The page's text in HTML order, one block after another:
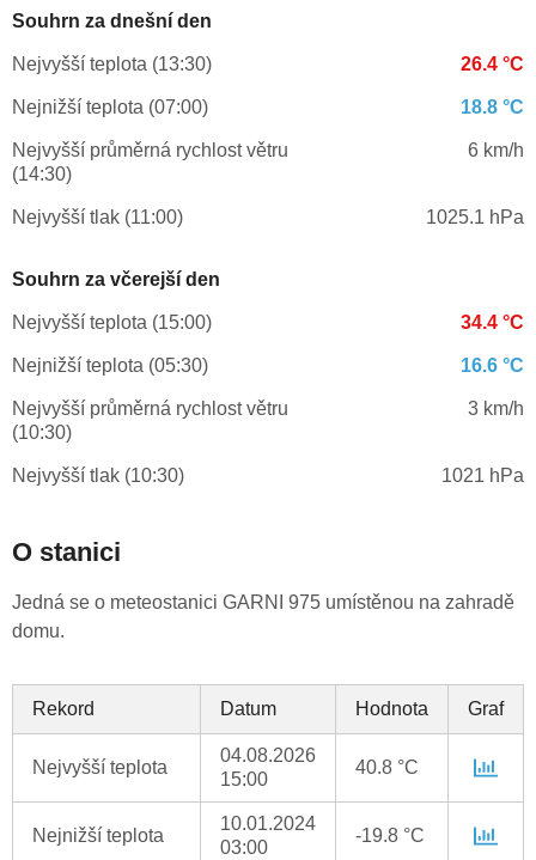
Souhrn za dnešní den
Nejvyšší teplota (13:30) 26.4 °C
Nejnižší teplota (07:00) 18.8 °C
Nejvyšší průměrná rychlost větru
(14:30)
6 km/h
Nejvyšší tlak (11:00) 1025.1 hPa
Souhrn za včerejší den
Nejvyšší teplota (15:00) 34.4 °C
Nejnižší teplota (05:30) 16.6 °C
Nejvyšší průměrná rychlost větru
(10:30)
3 km/h
Nejvyšší tlak (10:30) 1021 hPa
O stanici
Jedná se o meteostanici GARNI 975 umístěnou na zahradě
domu.
Rekord Datum Hodnota Graf
Nejvyšší teplota
04.08.2026
15:00
40.8 °C
Nejnižší teplota
10.01.2024
03:00
-19.8 °C